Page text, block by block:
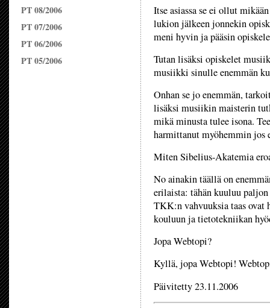
PT 08/2006
PT 07/2006
PT 06/2006
PT 05/2006
Itse asiassa se ei ollut
lukion jälkeen jonnekin
meni hyvin ja pääsin
Tutan lisäksi opiskelet
musiikki sinulle enemmän
Onhan se jo enemmän,
lisäksi musiikin maisterin
mikä minusta tulee isona.
harmittanut myöhemmin jos
Miten Sibelius-Akatemia
No ainakin täällä on
erilaista: tähän kuuluu
TKK:n vahvuuksia taas ovat
kouluun ja tietotekniikan
Jopa Webtopi?
Kyllä, jopa Webtopi!
Päivitetty 23.11.2006